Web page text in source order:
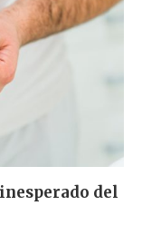
del